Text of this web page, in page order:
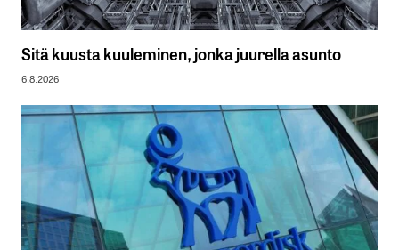
Sitä kuusta kuuleminen, jonka juurella asunto
6.8.2026